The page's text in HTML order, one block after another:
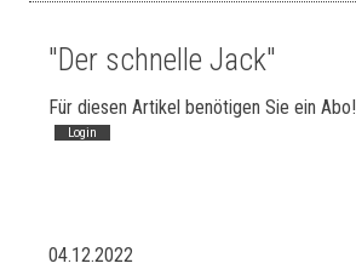
"Der schnelle Jack"
Für diesen Artikel benötigen Sie ein Abo!
Login
04.12.2022